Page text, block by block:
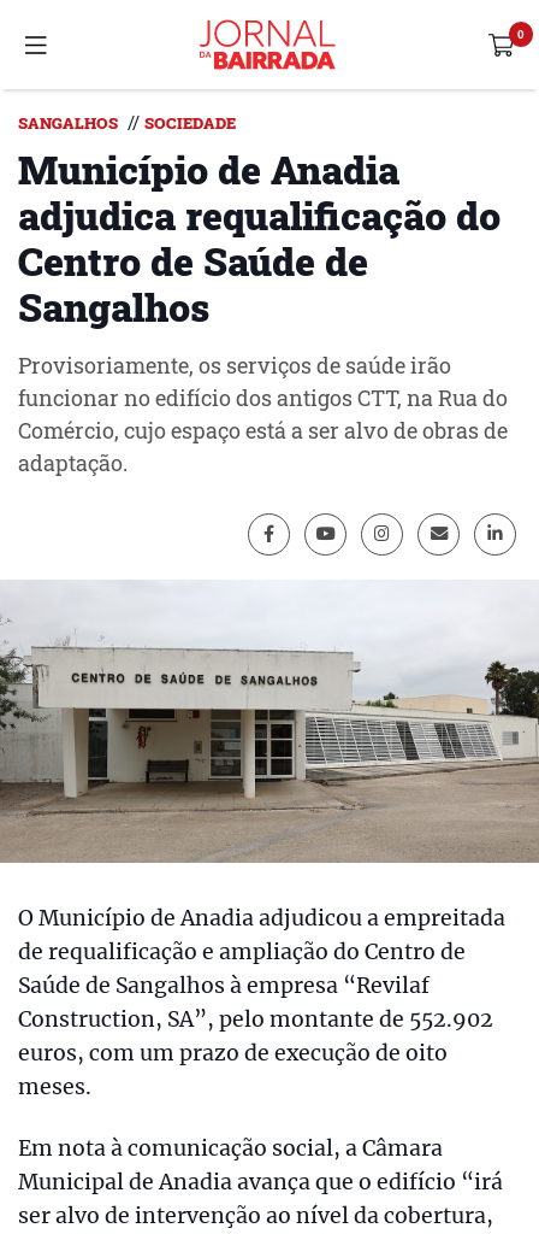
SANGALHOS // SOCIEDADE
Município de Anadia
adjudica requalificação do
Centro de Saúde de
Sangalhos
Provisoriamente, os serviços de saúde irão
funcionar no edifício dos antigos CTT, na Rua do
Comércio, cujo espaço está a ser alvo de obras de
adaptação.
O Município de Anadia adjudicou a empreitada
de requalificação e ampliação do Centro de
Saúde de Sangalhos à empresa “Revilaf
Construction, SA”, pelo montante de 552.902
euros, com um prazo de execução de oito
meses.
Em nota à comunicação social, a Câmara
Municipal de Anadia avança que o edifício “irá
ser alvo de intervenção ao nível da cobertura,